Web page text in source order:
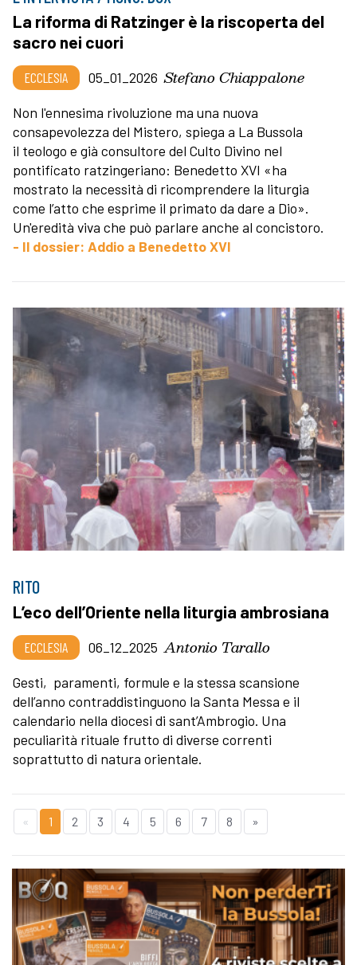
La riforma di Ratzinger è la riscoperta del
sacro nei cuori
ECCLESIA 05_01_2026 Stefano Chiappalone
Non l'ennesima rivoluzione ma una nuova
consapevolezza del Mistero, spiega a La Bussola
il teologo e già consultore del Culto Divino nel
pontificato ratzingeriano: Benedetto XVI «ha
mostrato la necessità di ricomprendere la liturgia
come l’atto che esprime il primato da dare a Dio».
Un'eredità viva che può parlare anche al concistoro.
- Il dossier: Addio a Benedetto XVI
RITO
L’eco dell’Oriente nella liturgia ambrosiana
ECCLESIA 06_12_2025 Antonio Tarallo
Gesti, paramenti, formule e la stessa scansione
dell’anno contraddistinguono la Santa Messa e il
calendario nella diocesi di sant’Ambrogio. Una
peculiarità rituale frutto di diverse correnti
soprattutto di natura orientale.
« 1 2 3 4 5 6 7 8 »